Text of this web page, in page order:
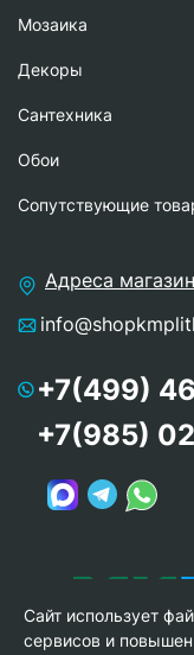
Мозаика
Декоры
Сантехника
Обои
Сопутствующие
Адреса
+7(499)
+7(985)
Сайт использует
сервисов и